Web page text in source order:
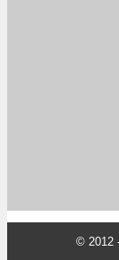
© 2012